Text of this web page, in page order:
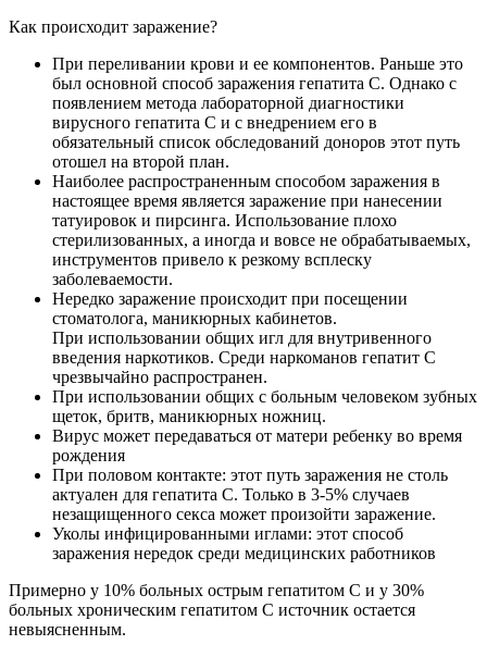
Как происходит заражение?
При переливании крови и ее компонентов. Раньше это
был основной способ заражения гепатита С. Однако с
появлением метода лабораторной диагностики
вирусного гепатита С и с внедрением его в
обязательный список обследований доноров этот путь
отошел на второй план.
Наиболее распространенным способом заражения в
настоящее время является заражение при нанесении
татуировок и пирсинга. Использование плохо
стерилизованных, а иногда и вовсе не обрабатываемых,
инструментов привело к резкому всплеску
заболеваемости.
Нередко заражение происходит при посещении
стоматолога, маникюрных кабинетов.
При использовании общих игл для внутривенного
введения наркотиков. Среди наркоманов гепатит С
чрезвычайно распространен.
При использовании общих с больным человеком зубных
щеток, бритв, маникюрных ножниц.
Вирус может передаваться от матери ребенку во время
рождения
При половом контакте: этот путь заражения не столь
актуален для гепатита С. Только в 3-5% случаев
незащищенного секса может произойти заражение.
Уколы инфицированными иглами: этот способ
заражения нередок среди медицинских работников
Примерно у 10% больных острым гепатитом С и у 30%
больных хроническим гепатитом С источник остается
невыясненным.